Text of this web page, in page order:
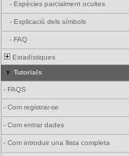
- Espècies parcialment ocultes
- Explicació dels símbols
- FAQ
Estadístiques
Tutorials
- FAQS
- Com registrar-se
- Com entrar dades
- Com introduir una llista completa